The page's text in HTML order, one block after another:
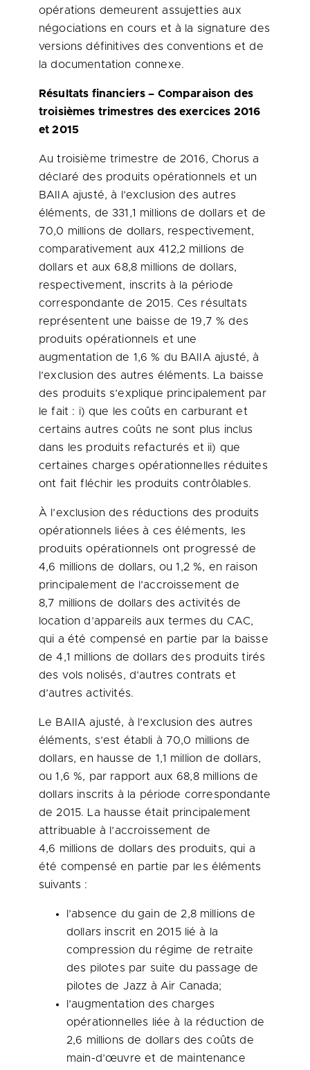
opérations demeurent assujetties aux
négociations en cours et à la signature des
versions définitives des conventions et de
la documentation connexe.
Résultats financiers – Comparaison des
troisièmes trimestres des exercices 2016
et 2015
Au troisième trimestre de 2016, Chorus a
déclaré des produits opérationnels et un
BAIIA ajusté, à l’exclusion des autres
éléments, de 331,1 millions de dollars et de
70,0 millions de dollars, respectivement,
comparativement aux 412,2 millions de
dollars et aux 68,8 millions de dollars,
respectivement, inscrits à la période
correspondante de 2015. Ces résultats
représentent une baisse de 19,7 % des
produits opérationnels et une
augmentation de 1,6 % du BAIIA ajusté, à
l’exclusion des autres éléments. La baisse
des produits s’explique principalement par
le fait : i) que les coûts en carburant et
certains autres coûts ne sont plus inclus
dans les produits refacturés et ii) que
certaines charges opérationnelles réduites
ont fait fléchir les produits contrôlables.
À l’exclusion des réductions des produits
opérationnels liées à ces éléments, les
produits opérationnels ont progressé de
4,6 millions de dollars, ou 1,2 %, en raison
principalement de l’accroissement de
8,7 millions de dollars des activités de
location d’appareils aux termes du CAC,
qui a été compensé en partie par la baisse
de 4,1 millions de dollars des produits tirés
des vols nolisés, d’autres contrats et
d’autres activités.
Le BAIIA ajusté, à l’exclusion des autres
éléments, s’est établi à 70,0 millions de
dollars, en hausse de 1,1 million de dollars,
ou 1,6 %, par rapport aux 68,8 millions de
dollars inscrits à la période correspondante
de 2015. La hausse était principalement
attribuable à l’accroissement de
4,6 millions de dollars des produits, qui a
été compensé en partie par les éléments
suivants :
l’absence du gain de 2,8 millions de
dollars inscrit en 2015 lié à la
compression du régime de retraite
des pilotes par suite du passage de
pilotes de Jazz à Air Canada;
l’augmentation des charges
opérationnelles liée à la réduction de
2,6 millions de dollars des coûts de
main-d’œuvre et de maintenance